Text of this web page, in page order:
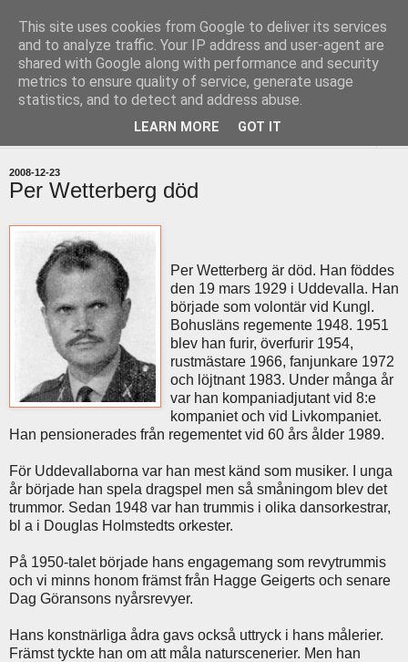
uddevallabloggen.se
med stort och smått från Uddevallas horisont
2008-12-23
Per Wetterberg död
Per Wetterberg är död. Han föddes
den 19 mars 1929 i Uddevalla. Han
började som volontär vid Kungl.
Bohusläns regemente 1948. 1951
blev han furir, överfurir 1954,
rustmästare 1966, fanjunkare 1972
och löjtnant 1983. Under många år
var han kompaniadjutant vid 8:e
kompaniet och vid Livkompaniet.
Han pensionerades från regementet vid 60 års ålder 1989.
För Uddevallaborna var han mest känd som musiker. I unga
år började han spela dragspel men så småningom blev det
trummor. Sedan 1948 var han trummis i olika dansorkestrar,
bl a i Douglas Holmstedts orkester.
På 1950-talet började hans engagemang som revytrummis
och vi minns honom främst från Hagge Geigerts och senare
Dag Göransons nyårsrevyer.
Hans konstnärliga ådra gavs också uttryck i hans målerier.
Främst tyckte han om att måla naturscenerier. Men han
This site uses cookies from Google to deliver its services
and to analyze traffic. Your IP address and user-agent are
shared with Google along with performance and security
metrics to ensure quality of service, generate usage
statistics, and to detect and address abuse.
LEARN MORE GOT IT